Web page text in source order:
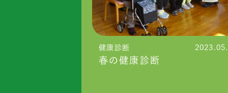
健康診断
春の健康診断